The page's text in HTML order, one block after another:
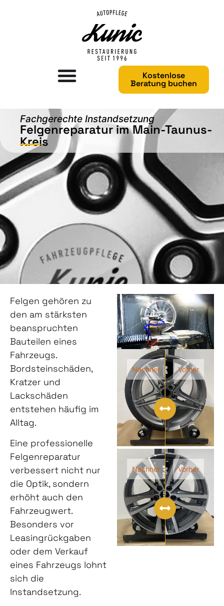
Kostenlose
Beratung buchen
Fachgerechte Instandsetzung
Felgenreparatur im Main-Taunus-
Kreis
Vorher
Nachher
Vorher
Nachher
Felgen gehören zu
den am stärksten
beanspruchten
Bauteilen eines
Fahrzeugs.
Bordsteinschäden,
Kratzer und
Lackschäden
entstehen häufig im
Alltag.
Eine professionelle
Felgenreparatur
verbessert nicht nur
die Optik, sondern
erhöht auch den
Fahrzeugwert.
Besonders vor
Leasingrückgaben
oder dem Verkauf
eines Fahrzeugs lohnt
sich die
Instandsetzung.